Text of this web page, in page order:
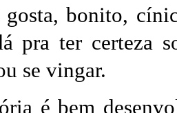
gosta, bonito,
pra ter certeza
se vingar.
é bem